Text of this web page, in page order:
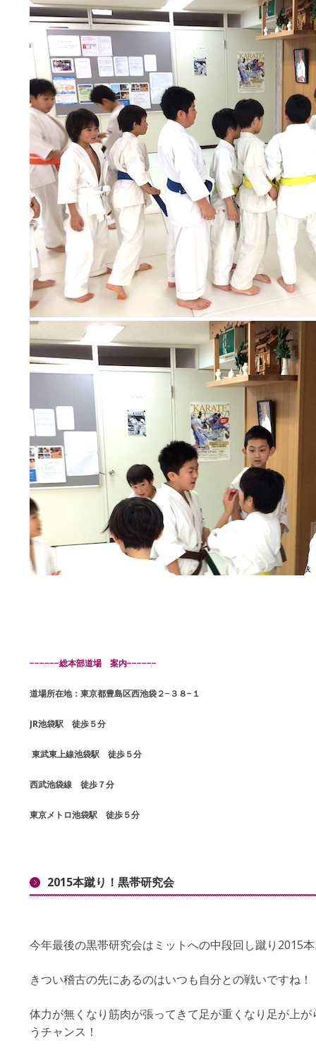
−−−−−−総本部道場 案内−−−−−−
道場所在地：東京都豊島区西池袋２−３８−１
JR池袋駅 徒歩５分
東武東上線池袋駅 徒歩５分
西武池袋線 徒歩７分
東京メトロ池袋駅 徒歩５分
2015本蹴り！黒帯研究会
今年最後の黒帯研究会はミットへの中段回し蹴り2015
きつい稽古の先にあるのはいつも自分との戦いですね！
体力が無くなり筋肉が張ってきて足が重くなり足が上
うチャンス！